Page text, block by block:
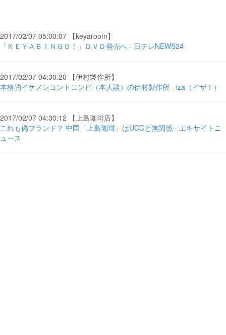
2017/02/07 05:00:07 【keyaroom】
「ＫＥＹＡＢＩＮＧＯ！」ＤＶＤ発売へ - 日テレNEWS24
2017/02/07 04:30:20 【伊村製作所】
本格的イケメンコントコンビ（本人談）の伊村製作所 - iza（イザ！）
2017/02/07 04:30:12 【上島珈琲店】
これも偽ブランド？ 中国「上島珈琲」はUCCと無関係 - エキサイトニ
ュース